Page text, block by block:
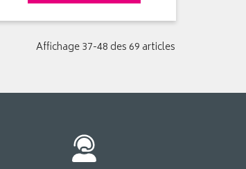
Affichage 37-48 des 69 articles